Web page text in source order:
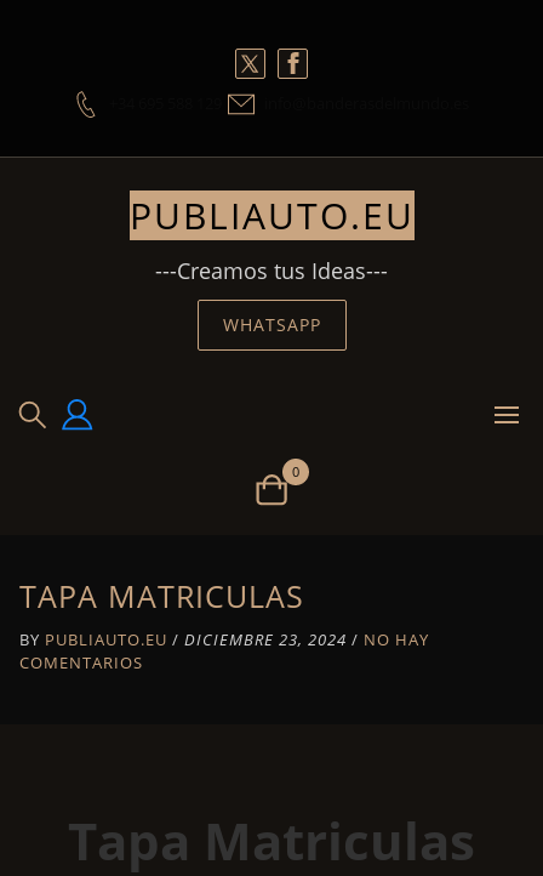
PUBLIAUTO.EU
---Creamos tus Ideas---
WHATSAPP
0
TAPA MATRICULAS
BY PUBLIAUTO.EU / DICIEMBRE 23, 2024 / NO HAY
COMENTARIOS
Tapa Matriculas